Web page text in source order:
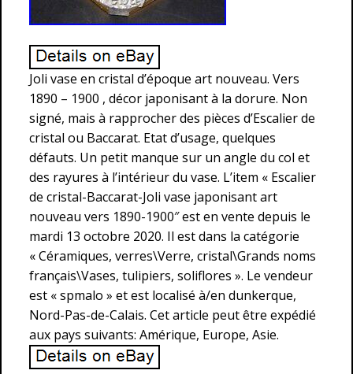
Joli vase en cristal d’époque art nouveau. Vers
1890 – 1900 , décor japonisant à la dorure. Non
signé, mais à rapprocher des pièces d’Escalier de
cristal ou Baccarat. Etat d’usage, quelques
défauts. Un petit manque sur un angle du col et
des rayures à l’intérieur du vase. L’item « Escalier
de cristal-Baccarat-Joli vase japonisant art
nouveau vers 1890-1900″ est en vente depuis le
mardi 13 octobre 2020. Il est dans la catégorie
« Céramiques, verres\Verre, cristal\Grands noms
français\Vases, tulipiers, soliflores ». Le vendeur
est « spmalo » et est localisé à/en dunkerque,
Nord-Pas-de-Calais. Cet article peut être expédié
aux pays suivants: Amérique, Europe, Asie.